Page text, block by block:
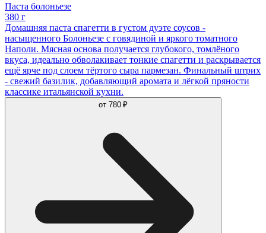
Паста болоньезе
380 г
Домашняя паста спагетти в густом дуэте соусов -
насыщенного Болоньезе с говядиной и яркого томатного
Наполи. Мясная основа получается глубокого, томлёного
вкуса, идеально обволакивает тонкие спагетти и раскрывается
ещё ярче под слоем тёртого сыра пармезан. Финальный штрих
- свежий базилик, добавляющий аромата и лёгкой пряности
классике итальянской кухни.
от 780 ₽